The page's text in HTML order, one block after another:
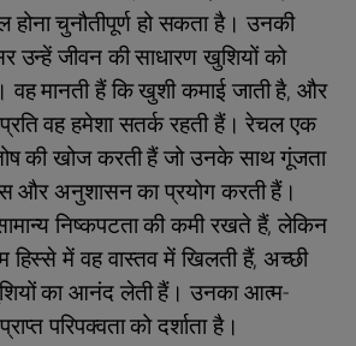
चुनौतीपूर्ण हो सकता है। उनकी
उन्हें जीवन की साधारण खुशियों को
मानती हैं कि खुशी कमाई जाती है, और
वह हमेशा सतर्क रहती हैं। रेचल एक
की खोज करती हैं जो उनके साथ गूंजता
और अनुशासन का प्रयोग करती हैं।
निष्कपटता की कमी रखते हैं, लेकिन
में वह वास्तव में खिलती हैं, अच्छी
का आनंद लेती हैं। उनका आत्म-
परिपक्वता को दर्शाता है।